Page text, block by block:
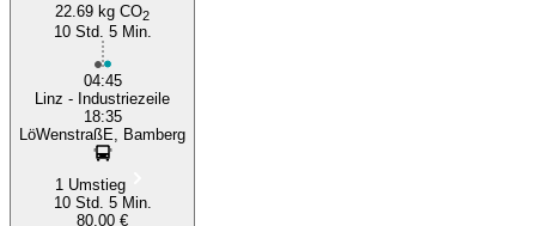
22.69 kg CO2
10 Std. 5 Min.
04:45
Linz - Industriezeile
18:35
LöWenstraßE, Bamberg
1 Umstieg
10 Std. 5 Min.
80,00 €